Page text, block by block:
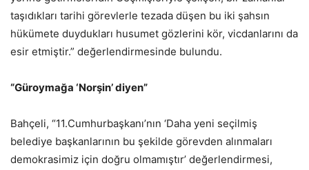
taşıdıkları tarihi görevlerle tezada düşen bu iki şahsın
hükümete duydukları husumet gözlerini kör, vicdanlarını da
esir etmiştir.” değerlendirmesinde bulundu.
“Güroymağa ‘Norşin’ diyen”
Bahçeli, “11.Cumhurbaşkanı’nın ‘Daha yeni seçilmiş
belediye başkanlarının bu şekilde görevden alınmaları
demokrasimiz için doğru olmamıştır’ değerlendirmesi,